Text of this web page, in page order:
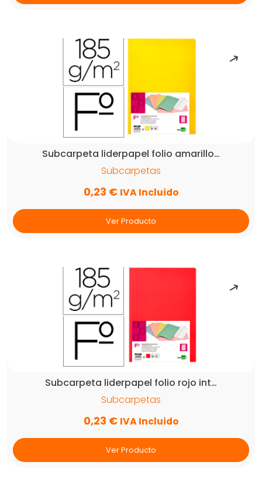
Subcarpeta liderpapel folio amarillo…
Subcarpetas
0,23 € IVA Incluido
Ver Producto
Subcarpeta liderpapel folio rojo int…
Subcarpetas
0,23 € IVA Incluido
Ver Producto